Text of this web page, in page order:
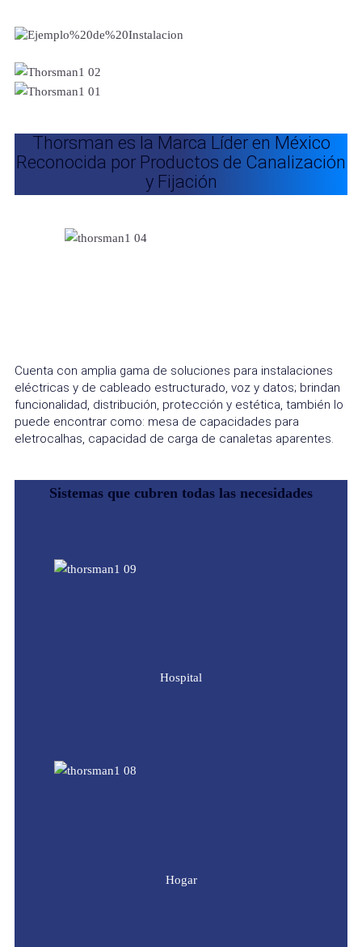
Thorsman es la Marca Líder en México
Reconocida por Productos de Canalización
y Fijación
Cuenta con amplia gama de soluciones para instalaciones
eléctricas y de cableado estructurado, voz y datos; brindan
funcionalidad, distribución, protección y estética, también lo
puede encontrar como: mesa de capacidades para
eletrocalhas, capacidad de carga de canaletas aparentes.
Sistemas que cubren todas las necesidades
Hospital
Hogar